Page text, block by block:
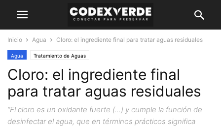
Inicio Agua Cloro: el ingrediente final para tratar aguas residuales
Agua Tratamiento de Aguas
Cloro: el ingrediente final
para tratar aguas residuales
“El cloro es un oxidante fuerte (...) y cumple la función de
desinfectar el agua, que en términos prácticos significa